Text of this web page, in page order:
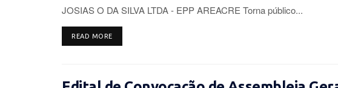
JOSIAS O DA SILVA LTDA - EPP AREACRE Torna público...
READ MOREDETAILS